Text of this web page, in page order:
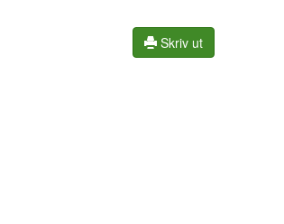
Skriv ut